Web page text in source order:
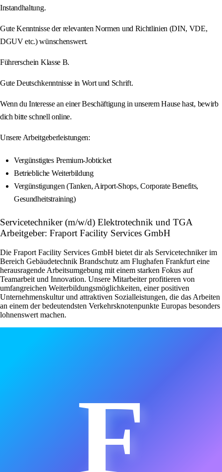
Instandhaltung.
Gute Kenntnisse der relevanten Normen und Richtlinien (DIN, VDE,
DGUV etc.) wünschenswert.
Führerschein Klasse B.
Gute Deutschkenntnisse in Wort und Schrift.
Wenn du Interesse an einer Beschäftigung in unserem Hause hast, bewirb
dich bitte schnell online.
Unsere Arbeitgeberleistungen:
Vergünstigtes Premium-Jobticket
Betriebliche Weiterbildung
Vergünstigungen (Tanken, Airport-Shops, Corporate Benefits,
Gesundheitstraining)
Servicetechniker (m/w/d) Elektrotechnik und TGA
Arbeitgeber: Fraport Facility Services GmbH
Die Fraport Facility Services GmbH bietet dir als Servicetechniker im
Bereich Gebäudetechnik Brandschutz am Flughafen Frankfurt eine
herausragende Arbeitsumgebung mit einem starken Fokus auf
Teamarbeit und Innovation. Unsere Mitarbeiter profitieren von
umfangreichen Weiterbildungsmöglichkeiten, einer positiven
Unternehmenskultur und attraktiven Sozialleistungen, die das Arbeiten
an einem der bedeutendsten Verkehrsknotenpunkte Europas besonders
lohnenswert machen.
F